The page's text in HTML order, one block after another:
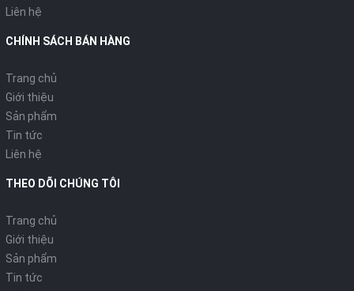
Liên hệ
CHÍNH SÁCH BÁN HÀNG
Trang chủ
Giới thiệu
Sản phẩm
Tin tức
Liên hệ
THEO DÕI CHÚNG TÔI
Trang chủ
Giới thiệu
Sản phẩm
Tin tức